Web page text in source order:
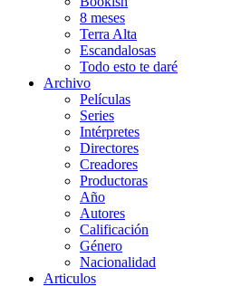
8 meses
Terra Alta
Escandalosas
Todo esto te daré
Archivo
Películas
Series
Intérpretes
Directores
Creadores
Productoras
Año
Autores
Calificación
Género
Nacionalidad
Articulos